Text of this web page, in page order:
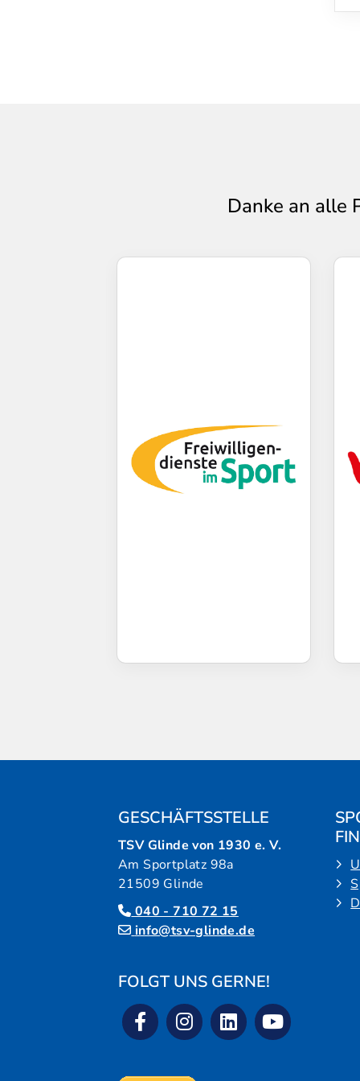
Danke an alle
GESCHÄFTSSTELLE
TSV Glinde von 1930 e. V.
Am Sportplatz 98a
21509 Glinde
040 - 710 72 15
info@tsv-glinde.de
FOLGT UNS GERNE!